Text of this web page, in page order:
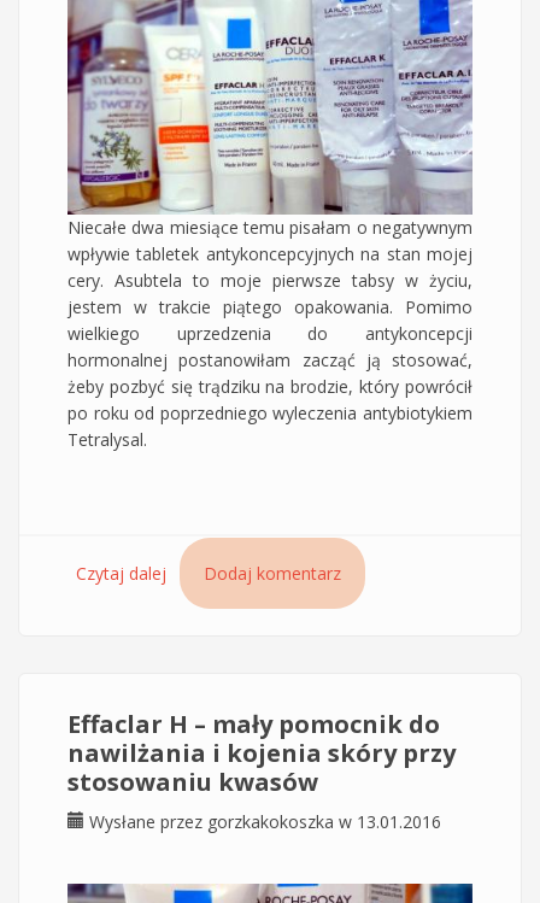
Niecałe dwa miesiące temu pisałam o negatywnym
wpływie tabletek antykoncepcyjnych na stan mojej
cery. Asubtela to moje pierwsze tabsy w życiu,
jestem w trakcie piątego opakowania. Pomimo
wielkiego uprzedzenia do antykoncepcji
hormonalnej postanowiłam zacząć ją stosować,
żeby pozbyć się trądziku na brodzie, który powrócił
po roku od poprzedniego wyleczenia antybiotykiem
Tetralysal.
Czytaj dalej wpis Co mi pomogło na trądzik – tabletki
antykoncepcyjne czy kwasy?
Dodaj komentarz
Effaclar H – mały pomocnik do
nawilżania i kojenia skóry przy
stosowaniu kwasów
Wysłane przez gorzkakokoszka w 13.01.2016